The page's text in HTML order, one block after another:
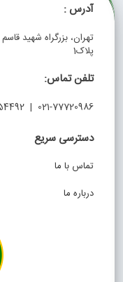
آدرس :
تهران، بزرگراه شهید
پلاک1
تلفن تماس:
021-77720986 | 021-22454492
دسترسی سریع
تماس با ما
درباره ما